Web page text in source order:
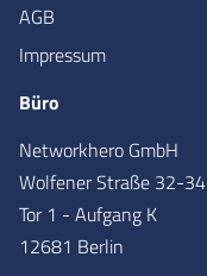
AGB
Impressum
Büro
Networkhero GmbH
Wolfener Straße 32-34
Tor 1 - Aufgang K
12681 Berlin